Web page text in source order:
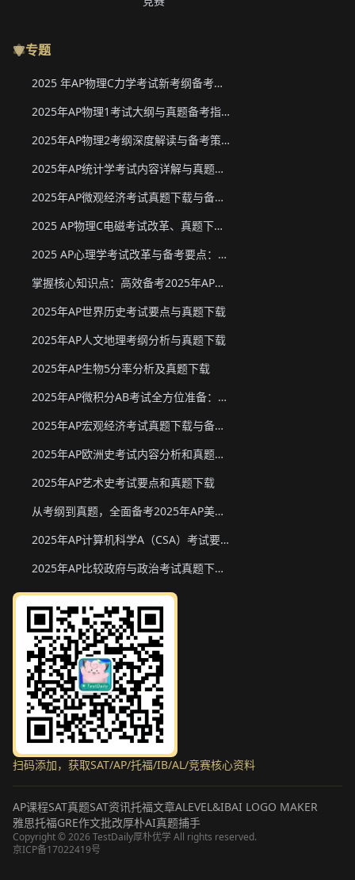
专题
2025 年AP物理C力学考试新考纲备考要点与真题下载
2025年AP物理1考试大纲与真题备考指南
2025年AP物理2考纲深度解读与备考策略
2025年AP统计学考试内容详解与真题教材下载
2025年AP微观经济考试真题下载与备考要点
2025 AP物理C电磁考试改革、真题下载与备考要点
2025 AP心理学考试改革与备考要点：真题下载&教材推荐
掌握核心知识点：高效备考2025年AP化学
2025年AP世界历史考试要点与真题下载
2025年AP人文地理考纲分析与真题下载
2025年AP生物5分率分析及真题下载
2025年AP微积分AB考试全方位准备：真题资源、考试形式与策略
2025年AP宏观经济考试真题下载与备考要点
2025年AP欧洲史考试内容分析和真题下载
2025年AP艺术史考试要点和真题下载
从考纲到真题，全面备考2025年AP美国政府与政治
2025年AP计算机科学A（CSA）考试要点和真题下载
2025年AP比较政府与政治考试真题下载与备考要点
扫码添加，获取SAT/AP/托福/IB/AL/竞赛核心资料
AP课程SAT真题SAT资讯托福文章ALEVEL&IBAI LOGO MAKER
雅思托福GRE作文批改厚朴AI真题捕手
Copyright ©2026 TestDaily厚朴优学 All rights reserved.
京ICP备17022419号